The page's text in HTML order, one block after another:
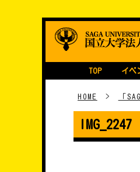
Skip
継続・
国立大学法人 佐賀大学
TOP イベ
HOME > 「
IMG_2247